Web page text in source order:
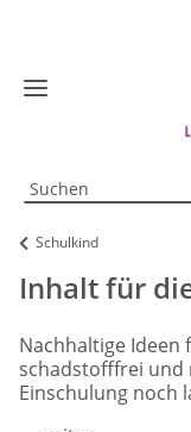
Schulkind
Inhalt für
Nachhaltige Ideen
schadstofffrei und
Einschulung noch